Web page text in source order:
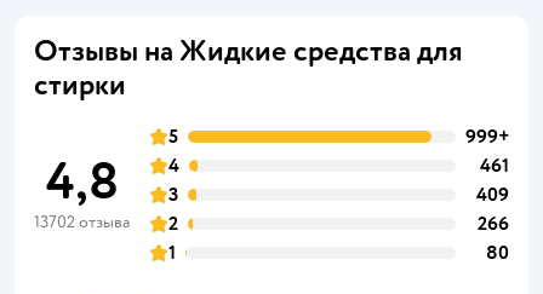
Отзывы на Жидкие средства для
стирки
4,8
13702 отзыва
5
999+
4
461
3
409
2
266
1
80